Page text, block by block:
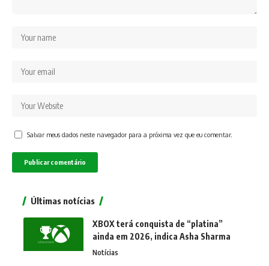
Salvar meus dados neste navegador para a próxima vez que eu comentar.
Últimas notícias
XBOX terá conquista de “platina”
ainda em 2026, indica Asha Sharma
Notícias